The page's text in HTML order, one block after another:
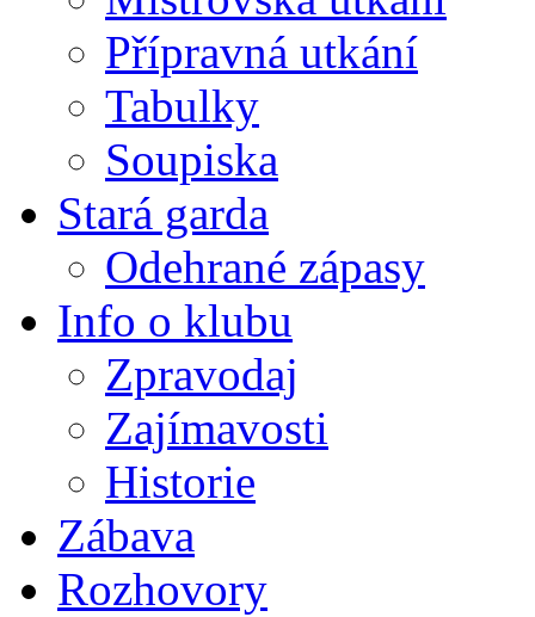
Přípravná utkání
Tabulky
Soupiska
Stará garda
Odehrané zápasy
Info o klubu
Zpravodaj
Zajímavosti
Historie
Zábava
Rozhovory